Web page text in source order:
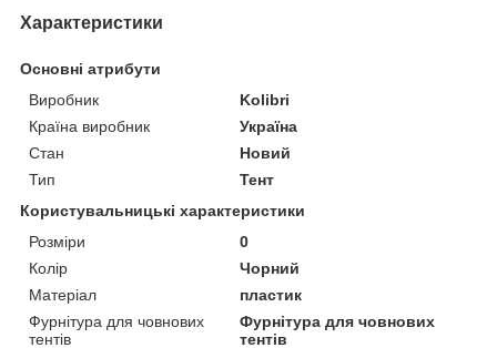
Характеристики
Основні атрибути
Виробник
Kolibri
Країна виробник
Україна
Стан
Новий
Тип
Тент
Користувальницькі характеристики
Розміри
0
Колір
Чорний
Матеріал
пластик
Фурнітура для човнових
тентів
Фурнітура для човнових
тентів